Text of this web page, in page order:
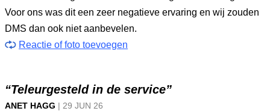
Voor ons was dit een zeer negatieve ervaring en wij zouden
DMS dan ook niet aanbevelen.
Reactie of foto toevoegen
“Teleurgesteld in de service”
ANET HAGG | 29 JUN 26